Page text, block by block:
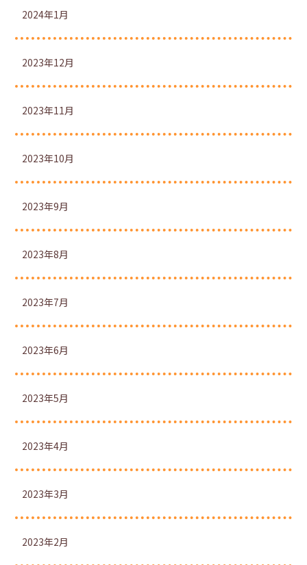
2024年1月
2023年12月
2023年11月
2023年10月
2023年9月
2023年8月
2023年7月
2023年6月
2023年5月
2023年4月
2023年3月
2023年2月